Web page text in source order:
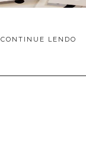
CONTINUE LENDO